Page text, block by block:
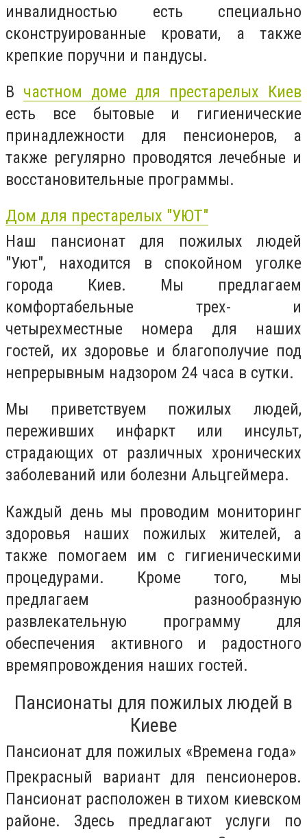
инвалидностью есть специально
сконструированные кровати, а также
крепкие поручни и пандусы.
В частном доме для престарелых Киев
есть все бытовые и гигиенические
принадлежности для пенсионеров, а
также регулярно проводятся лечебные и
восстановительные программы.
Дом для престарелых "УЮТ"
Наш пансионат для пожилых людей
"Уют", находится в спокойном уголке
города Киев. Мы предлагаем
комфортабельные трех- и
четырехместные номера для наших
гостей, их здоровье и благополучие под
непрерывным надзором 24 часа в сутки.
Мы приветствуем пожилых людей,
переживших инфаркт или инсульт,
страдающих от различных хронических
заболеваний или болезни Альцгеймера.
Каждый день мы проводим мониторинг
здоровья наших пожилых жителей, а
также помогаем им с гигиеническими
процедурами. Кроме того, мы
предлагаем разнообразную
развлекательную программу для
обеспечения активного и радостного
времяпровождения наших гостей.
Пансионаты для пожилых людей в
Киеве
Пансионат для пожилых «Времена года»
Прекрасный вариант для пенсионеров.
Пансионат расположен в тихом киевском
районе. Здесь предлагают услуги по